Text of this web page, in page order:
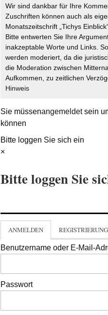
Wir sind dankbar für Ihre
Zuschriften können auch als
Monatszeitschrift „Tichys
Bitte entwerten Sie Ihre
inakzeptable Worte und Links.
werden moderiert, da die
die Moderation zwischen
Aufkommen, zu zeitlichen
Hinweis
Sie müssenangemeldetsein
können
Bitte loggen Sie sich ein
×
Bitte loggen Sie
ANMELDEN REGISTRIERUNG
Benutzername oder E-Mail-
Passwort